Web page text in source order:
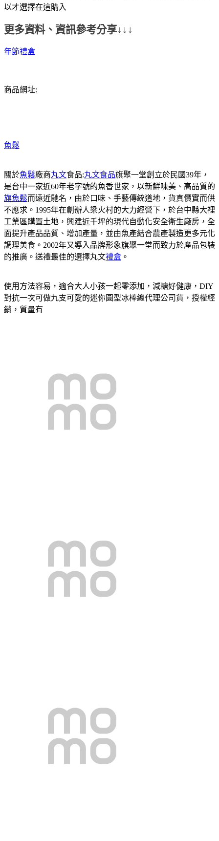
以才選擇在這購入
更多資料、資訊參考分享↓↓↓
年節禮盒
商品網址:
魚鬆
關於魚鬆廠商丸文食品:丸文食品旗聚一堂創立於民國39年，
是台中一家近60年老字號的魚香世家，以新鮮味美、高品質的
旗魚鬆而遠近馳名，由於口味、手藝傳統道地，貨真價實而供
不應求。1995年在創辦人梁火村的大力經營下，於台中縣大裡
工業區購置土地，興建近千坪的現代自動化安全衛生廠房，全
面提升產品品質、增加產量，並由魚產結合農產製造更多元化
調理美食。2002年又導入品牌形象旗聚一堂而致力於產品包裝
的推廣。送禮最佳的選擇丸文禮盒 。
使用方法容易，適合大人小孩一起零添加，減糖好健康，DIY
對抗一次可做九支可愛的迷你圓型冰棒總代理公司貨，授權經
銷，質量有